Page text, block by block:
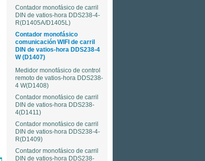
Contador monofásico de carril
DIN de vatios-hora DDS238-4-
R(D1405A/D1405L)
Contador monofásico
comunicación WIFI de carril
DIN de vatios-hora DDS238-4
W (D1407)
Medidor monofásico de control
remoto de vatios-hora DDS238-
4 W(D1408)
Contador monofásico de carril
DIN de vatios-hora DDS238-
4(D1411)
Contador monofásico de carril
DIN de vatios-hora DDS238-4-
R(D1409)
Contador monofásico de carril
DIN de vatios-hora DDS238-